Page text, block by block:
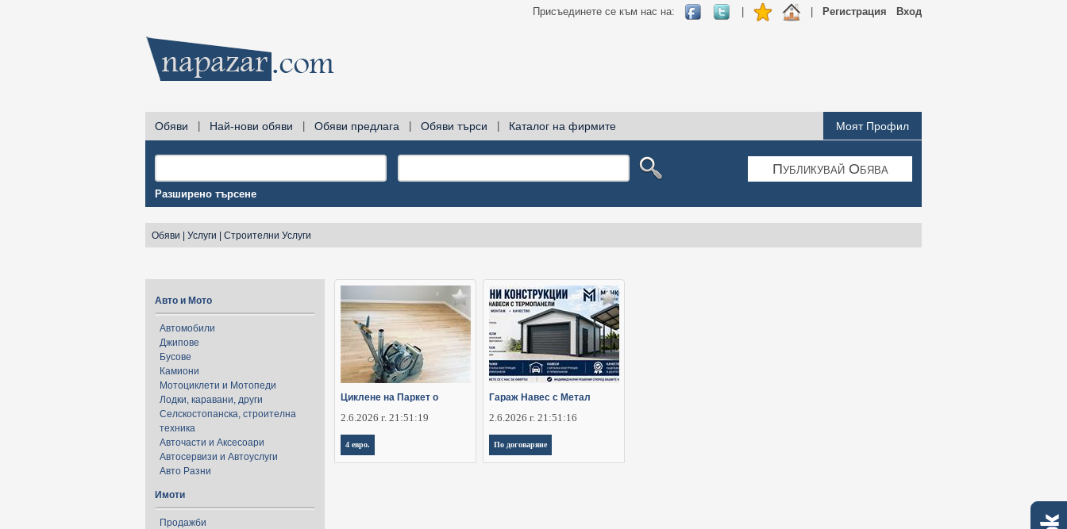
Вход
Регистрация
Присъединете се към нас на:
Обяви Най-нови обяви Обяви предлага Обяви търси Каталог на фирмите Моят Профил
Публикувай Обява
Разширено търсене
Обяви Услуги Строителни Услуги
Авто и Мото
Автомобили
Джипове
Бусове
Камиони
Мотоциклети и Мотопеди
Лодки, каравани, други
Селскостопанска, строителна
техника
Авточасти и Аксесоари
Автосервизи и Автоуслуги
Авто Разни
Имоти
Продажби
Циклене на Паркет о
2.6.2026 г. 21:51:19
4 евро.
Гараж Навес с Метал
2.6.2026 г. 21:51:16
По договаряне